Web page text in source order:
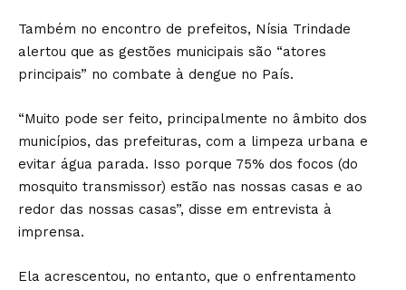
Também no encontro de prefeitos, Nísia Trindade
alertou que as gestões municipais são “atores
principais” no combate à dengue no País.
“Muito pode ser feito, principalmente no âmbito dos
municípios, das prefeituras, com a limpeza urbana e
evitar água parada. Isso porque 75% dos focos (do
mosquito transmissor) estão nas nossas casas e ao
redor das nossas casas”, disse em entrevista à
imprensa.
Ela acrescentou, no entanto, que o enfrentamento